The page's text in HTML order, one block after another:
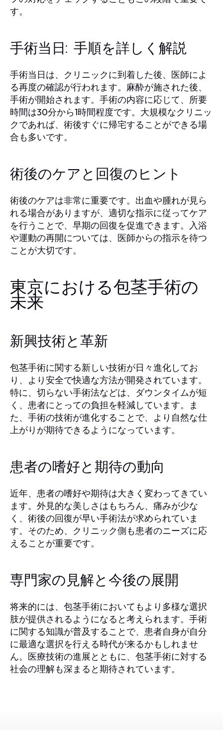
す。
手術当日: 手順を詳しく解説
手術当日は、クリニックに到着した後、医師によ
る再度の確認が行われます。麻酔が施された後、
手術が開始されます。手術の内容に応じて、所要
時間は30分から1時間程度です。大規模なクリニッ
クであれば、術後すぐに帰宅することができる場
合も多いです。
術後のケアと回復のヒント
術後のケアは非常に重要です。出血や腫れが見ら
れる場合がありますが、適切な指示に従ってケア
を行うことで、早期の回復を促進できます。入浴
や運動の再開については、医師からの指示を待つ
ことが大切です。
東京における包茎手術の
未来
新興技術と革新
包茎手術に関する新しい技術が日々進化してお
り、より安全で快適な方法が開発されています。
特に、切らない手術法などは、ダウンタイムが短
く、患者にとっての負担を軽減しています。ま
た、手術の技術が進化することで、より自然な仕
上がりが期待できるようになっています。
患者の嗜好と期待の動向
近年、患者の嗜好や期待は大きく変わってきてい
ます。外見的な美しさはもちろん、痛みが少な
く、術後の回復が早い手術法が求められていま
す。そのため、クリニック側も患者のニーズに応
えることが重要です。
専門家の見解と今後の展開
将来的には、包茎手術においてもより多様な選択
肢が提供されるようになると考えられます。手術
に関する知識が普及することで、患者自身が自分
に最適な選択を行える時代が来るかもしれませ
ん。医療技術の進展とともに、包茎手術に対する
社会の理解も深まると期待されています。